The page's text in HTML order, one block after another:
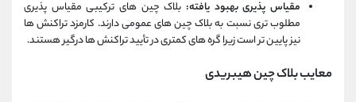
مقیاس پذیری بهبود یافته: بلاک چین های ترکیبی مقیاس پذیری
مطلوب تری نسبت به بلاک چین های عمومی دارند. کارمزد تراکنش ها
نیز پایین تر است زیرا گره های کمتری در تأیید تراکنش ها درگیر هستند.
معایب بلاک چین هیبریدی